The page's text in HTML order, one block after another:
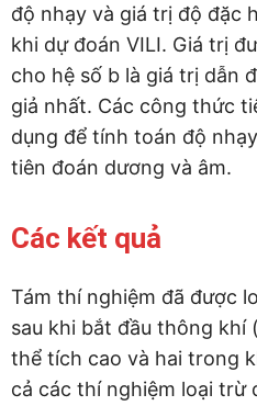
độ nhạy và giá trị độ đặc
khi dự đoán VILI. Giá trị
cho hệ số b là giá trị dẫn
giả nhất. Các công thức
dụng để tính toán độ
tiên đoán dương và âm.
Các kết quả
Tám thí nghiệm đã được
sau khi bắt đầu thông khí
thể tích cao và hai trong
cả các thí nghiệm loại